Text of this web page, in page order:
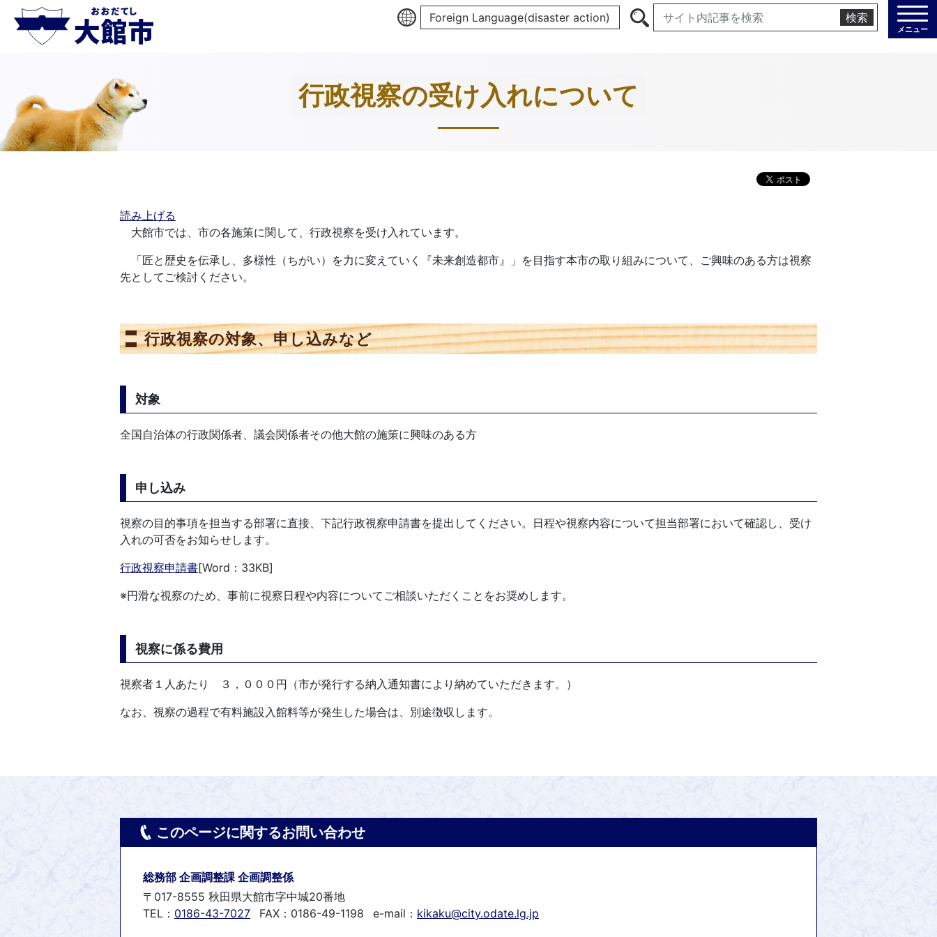
Foreign Language(disaster action) 検索
メニュー
行政視察の受け入れについて
読み上げる
大館市では、市の各施策に関して、行政視察を受け入れています。
「匠と歴史を伝承し、多様性（ちがい）を力に変えていく『未来創造都市』」を目指す本市の取り組みについて、ご興味のある方は視察
先としてご検討ください。
行政視察の対象、申し込みなど
対象
全国自治体の行政関係者、議会関係者その他大館の施策に興味のある方
申し込み
視察の目的事項を担当する部署に直接、下記行政視察申請書を提出してください。日程や視察内容について担当部署において確認し、受け
入れの可否をお知らせします。
行政視察申請書[Word：33KB]
※円滑な視察のため、事前に視察日程や内容についてご相談いただくことをお奨めします。
視察に係る費用
視察者１人あたり ３，０００円（市が発行する納入通知書により納めていただきます。）
なお、視察の過程で有料施設入館料等が発生した場合は、別途徴収します。
このページに関するお問い合わせ
総務部 企画調整課 企画調整係
〒017-8555 秋田県大館市字中城20番地
TEL： 0186-43-7027 FAX：0186-49-1198 e-mail： kikaku@city.odate.lg.jp